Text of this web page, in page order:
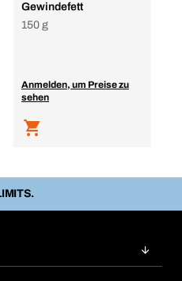
Gewindefett
150 g
Anmelden, um Preise zu
sehen